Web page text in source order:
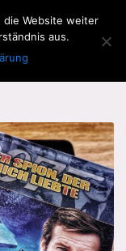
die Website weiter
aus.